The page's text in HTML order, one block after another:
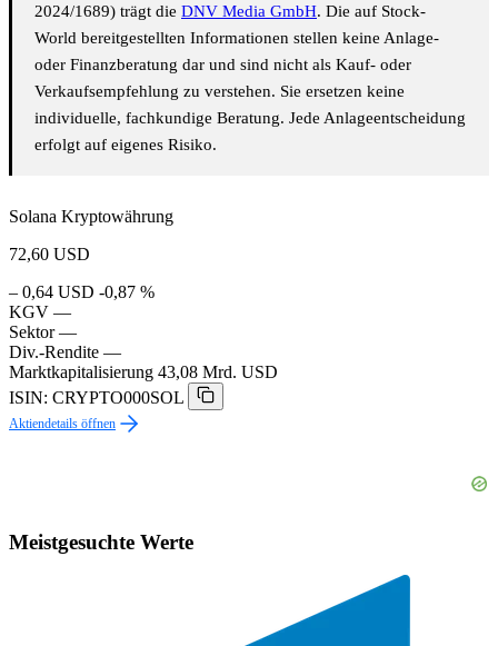
2024/1689) trägt die DNV Media GmbH. Die auf Stock-
World bereitgestellten Informationen stellen keine Anlage-
oder Finanzberatung dar und sind nicht als Kauf- oder
Verkaufsempfehlung zu verstehen. Sie ersetzen keine
individuelle, fachkundige Beratung. Jede Anlageentscheidung
erfolgt auf eigenes Risiko.
Solana Kryptowährung
72,60 USD
– 0,64 USD -0,87 %
KGV —
Sektor —
Div.-Rendite —
Marktkapitalisierung 43,08 Mrd. USD
ISIN: CRYPTO000SOL
Aktiendetails öffnen
Meistgesuchte Werte